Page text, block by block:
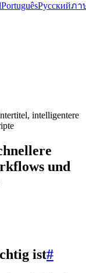
PortuguêsРусскийภา
intelligentere
und
ist#